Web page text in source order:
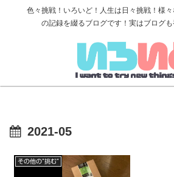
色々挑戦！いろいど！人生は日々挑戦！様
の記録を綴るブログです！実はブログも
2021-05
その他の”挑む”